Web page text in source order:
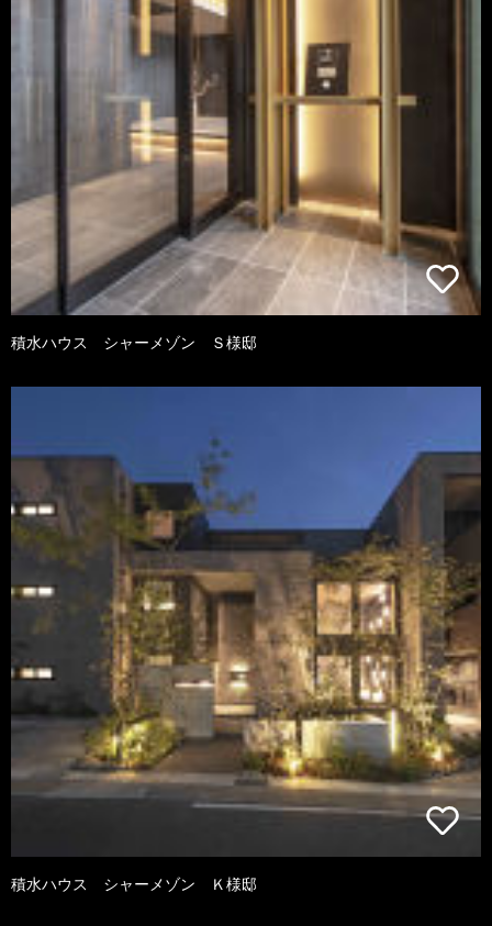
積水ハウス シャーメゾン Ｓ様邸
積水ハウス シャーメゾン Ｋ様邸